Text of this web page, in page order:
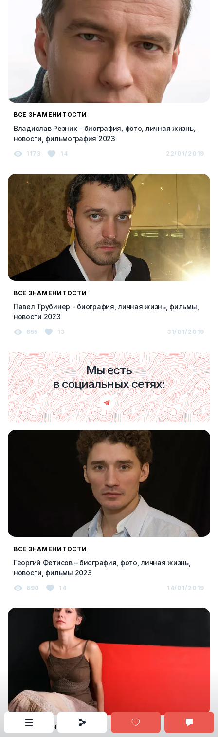
ВСЕ ЗНАМЕНИТОСТИ
Владислав Резник – биография, фото, личная жизнь,
новости, фильмография 2023
1173 14 22/01/2019
ВСЕ ЗНАМЕНИТОСТИ
Павел Трубинер - биография, личная жизнь, фильмы,
новости 2023
655 13 31/01/2019
Мы есть
в социальных сетях:
ВСЕ ЗНАМЕНИТОСТИ
Георгий Фетисов – биография, фото, личная жизнь,
новости, фильмы 2023
690 14 14/01/2019
ВСЕ ЗНАМЕНИТОСТИ